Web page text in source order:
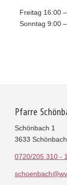
Freitag 16:00
Sonntag 9:00
Pfarre
Schönbach 1
3633 Schönbach
0720/205 310 -